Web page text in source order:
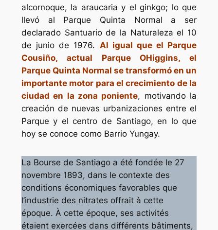
alcornoque, la araucaria y el ginkgo; lo que
llevó al Parque Quinta Normal a ser
declarado Santuario de la Naturaleza el 10
de junio de 1976. Al igual que el Parque
Cousiño, actual Parque OHiggins, el
Parque Quinta Normal se transformó en un
importante motor para el crecimiento de la
ciudad en la zona poniente, motivando la
creación de nuevas urbanizaciones entre el
Parque y el centro de Santiago, en lo que
hoy se conoce como Barrio Yungay.
La Bourse de Santiago a été fondée le 27
novembre 1893, dans le contexte des
conditions économiques favorables que
l’industrie des nitrates offrait à cette
époque. À cette époque, ses activités
étaient exercées dans différents bâtiments,